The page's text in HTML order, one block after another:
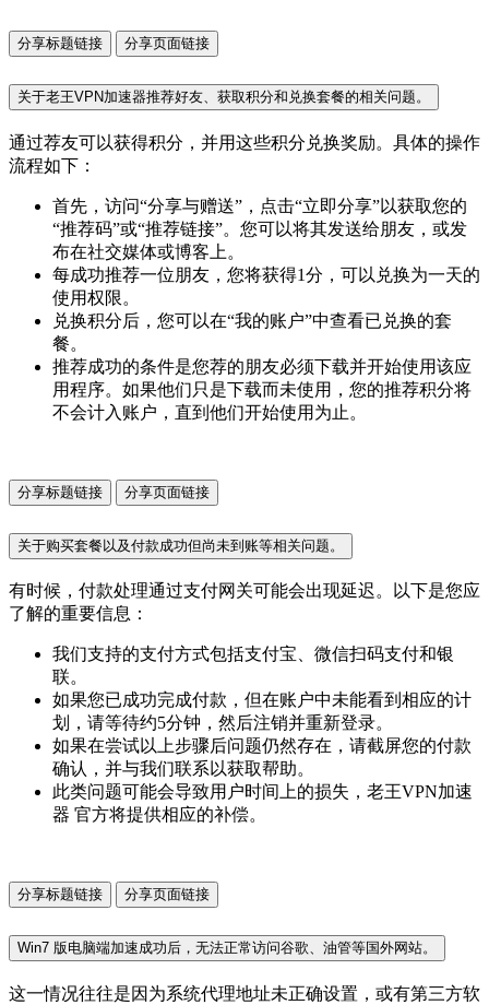
分享标题链接 分享页面链接
关于老王VPN加速器推荐好友、获取积分和兑换套餐的相关问题。
通过荐友可以获得积分，并用这些积分兑换奖励。具体的操作
流程如下：
首先，访问“分享与赠送”，点击“立即分享”以获取您的
“推荐码”或“推荐链接”。您可以将其发送给朋友，或发
布在社交媒体或博客上。
每成功推荐一位朋友，您将获得1分，可以兑换为一天的
使用权限。
兑换积分后，您可以在“我的账户”中查看已兑换的套
餐。
推荐成功的条件是您荐的朋友必须下载并开始使用该应
用程序。如果他们只是下载而未使用，您的推荐积分将
不会计入账户，直到他们开始使用为止。
分享标题链接 分享页面链接
关于购买套餐以及付款成功但尚未到账等相关问题。
有时候，付款处理通过支付网关可能会出现延迟。以下是您应
了解的重要信息：
我们支持的支付方式包括支付宝、微信扫码支付和银
联。
如果您已成功完成付款，但在账户中未能看到相应的计
划，请等待约5分钟，然后注销并重新登录。
如果在尝试以上步骤后问题仍然存在，请截屏您的付款
确认，并与我们联系以获取帮助。
此类问题可能会导致用户时间上的损失，老王VPN加速
器 官方将提供相应的补偿。
分享标题链接 分享页面链接
Win7 版电脑端加速成功后，无法正常访问谷歌、油管等国外网站。
这一情况往往是因为系统代理地址未正确设置，或有第三方软